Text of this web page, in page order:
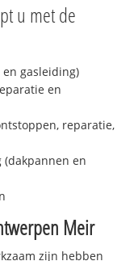
u met de
gasleiding)
en
reparatie,
(dakpannen en
Meir
zijn hebben